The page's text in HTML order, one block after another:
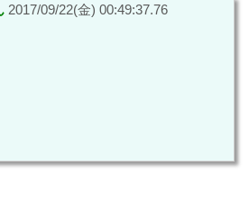
2017/09/22(金) 00:49:37.76